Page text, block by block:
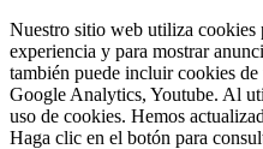
Nuestro sitio web utiliza cookies
experiencia y para mostrar
también puede incluir cookies
Google Analytics, Youtube. Al
uso de cookies. Hemos
Haga clic en el botón para